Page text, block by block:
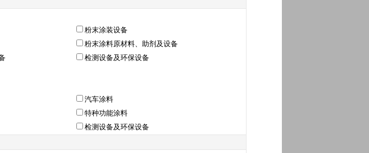
粉末涂装设备
粉末涂料原材料、助剂及设备
检测设备及环保设备
汽车涂料
特种功能涂料
检测设备及环保设备